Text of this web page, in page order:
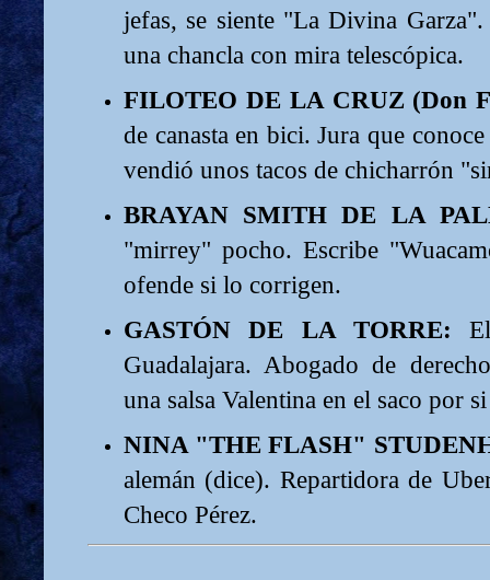
jefas, se siente "La Divina Garza".
una chancla con mira telescópica.
FILOTEO DE LA CRUZ (Don
de canasta en bici. Jura que
vendió unos tacos de chicharrón
BRAYAN SMITH DE LA
"mirrey" pocho. Escribe
ofende si lo corrigen.
GASTÓN DE LA TORRE:
Guadalajara. Abogado de
una salsa Valentina en el saco por
NINA "THE FLASH"
alemán (dice). Repartidora de
Checo Pérez.